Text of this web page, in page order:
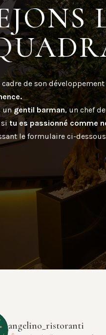
cadre de son développement
ungentil barman, un chef
situ es passionné comme
le formulaire ci-
angelino_ristoranti